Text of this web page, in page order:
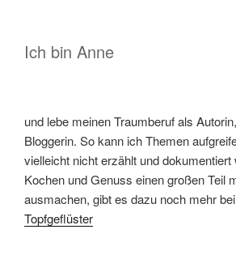
Ich bin Anne
und lebe meinen Traumberuf als
Bloggerin. So kann ich Themen
vielleicht nicht erzählt und
Kochen und Genuss einen großen Teil
ausmachen, gibt es dazu noch mehr bei
Topfgeflüster